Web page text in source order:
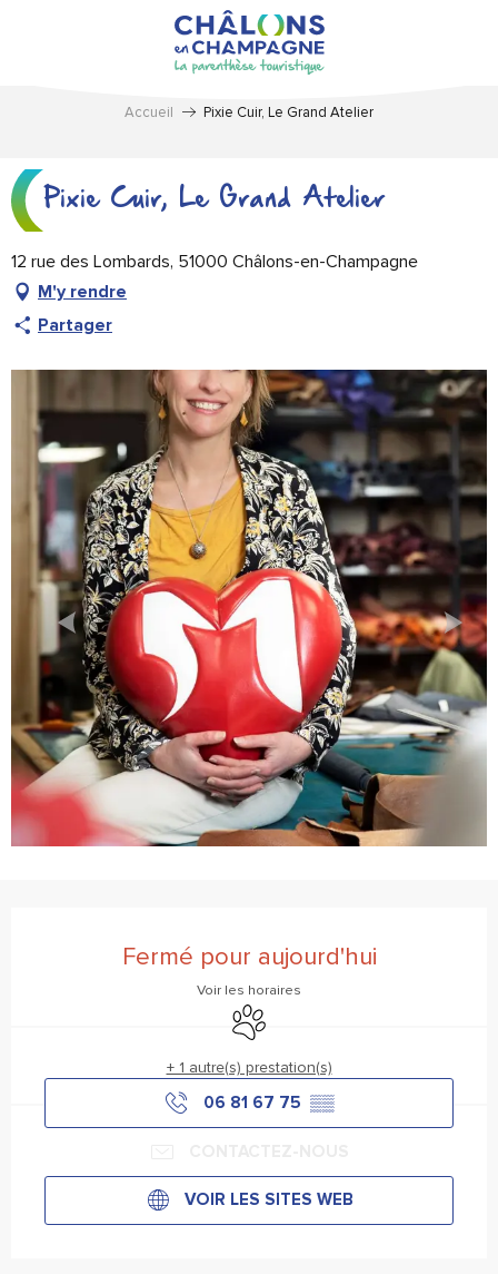
Accueil Pixie Cuir, Le Grand Atelier
Pixie Cuir, Le Grand Atelier
12 rue des Lombards, 51000 Châlons-en-Champagne
M'y rendre
Partager
Fermé pour aujourd'hui
Voir les horaires
Animaux acceptés
+ 1 autre(s) prestation(s)
06 81 67 75 ▒▒
VOIR LES SITES WEB